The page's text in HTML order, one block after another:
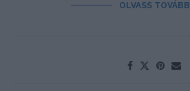
OLVASS TOVÁBB